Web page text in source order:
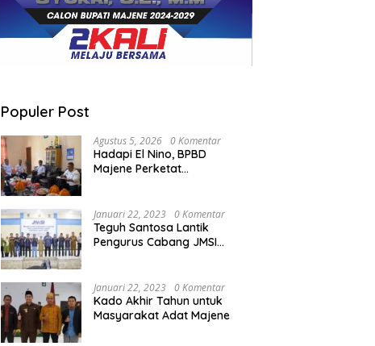
Populer Post
Agustus 5, 2026 0 Komentar
Hadapi El Nino, BPBD
Majene Perketat
Januari 22, 2023 0 Komentar
Teguh Santosa Lantik
Pengurus Cabang JMSI
Januari 22, 2023 0 Komentar
Kado Akhir Tahun untuk
Masyarakat Adat Majene